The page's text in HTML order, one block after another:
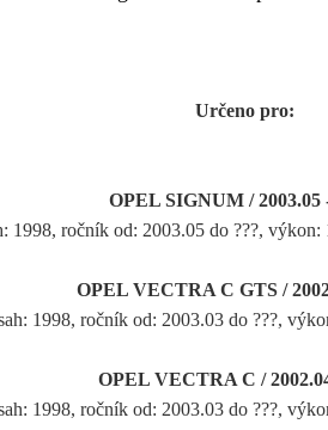
Určeno pro:
OPEL SIGNUM /
1998, ročník od: 2003.05 do ???,
OPEL VECTRA C GTS /
1998, ročník od: 2003.03 do ???,
OPEL VECTRA C /
1998, ročník od: 2003.03 do ???,